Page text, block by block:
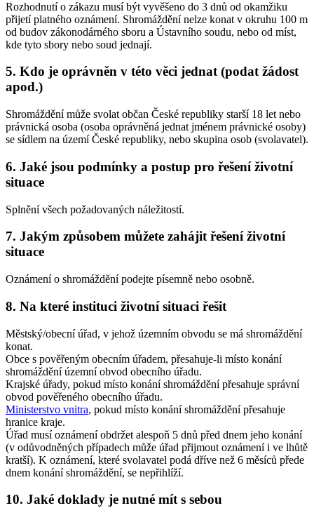
Rozhodnutí o zákazu musí být vyvěšeno do 3 dnů od okamžiku
přijetí platného oznámení. Shromáždění nelze konat v okruhu 100 m
od budov zákonodárného sboru a Ústavního soudu, nebo od míst,
kde tyto sbory nebo soud jednají.
5. Kdo je oprávněn v této věci jednat (podat žádost
apod.)
Shromáždění může svolat občan České republiky starší 18 let nebo
právnická osoba (osoba oprávněná jednat jménem právnické osoby)
se sídlem na území České republiky, nebo skupina osob (svolavatel).
6. Jaké jsou podmínky a postup pro řešení životní
situace
Splnění všech požadovaných náležitostí.
7. Jakým způsobem můžete zahájit řešení životní
situace
Oznámení o shromáždění podejte písemně nebo osobně.
8. Na které instituci životní situaci řešit
Městský/obecní úřad, v jehož územním obvodu se má shromáždění
konat.
Obce s pověřeným obecním úřadem, přesahuje-li místo konání
shromáždění územní obvod obecního úřadu.
Krajské úřady, pokud místo konání shromáždění přesahuje správní
obvod pověřeného obecního úřadu.
Ministerstvo vnitra, pokud místo konání shromáždění přesahuje
hranice kraje.
Úřad musí oznámení obdržet alespoň 5 dnů před dnem jeho konání
(v odůvodněných případech může úřad přijmout oznámení i ve lhůtě
kratší). K oznámení, které svolavatel podá dříve než 6 měsíců přede
dnem konání shromáždění, se nepřihlíží.
10. Jaké doklady je nutné mít s sebou